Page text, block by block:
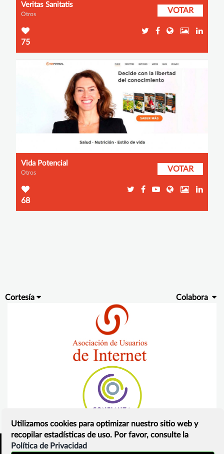
Veritas Sanitatis
Otros VOTAR
75
Vida Potencial
Otros VOTAR
68
Cortesía Colabora
Utilizamos cookies para optimizar nuestro sitio web y
recopilar estadísticas de uso. Por favor, consulte la
Política de Privacidad